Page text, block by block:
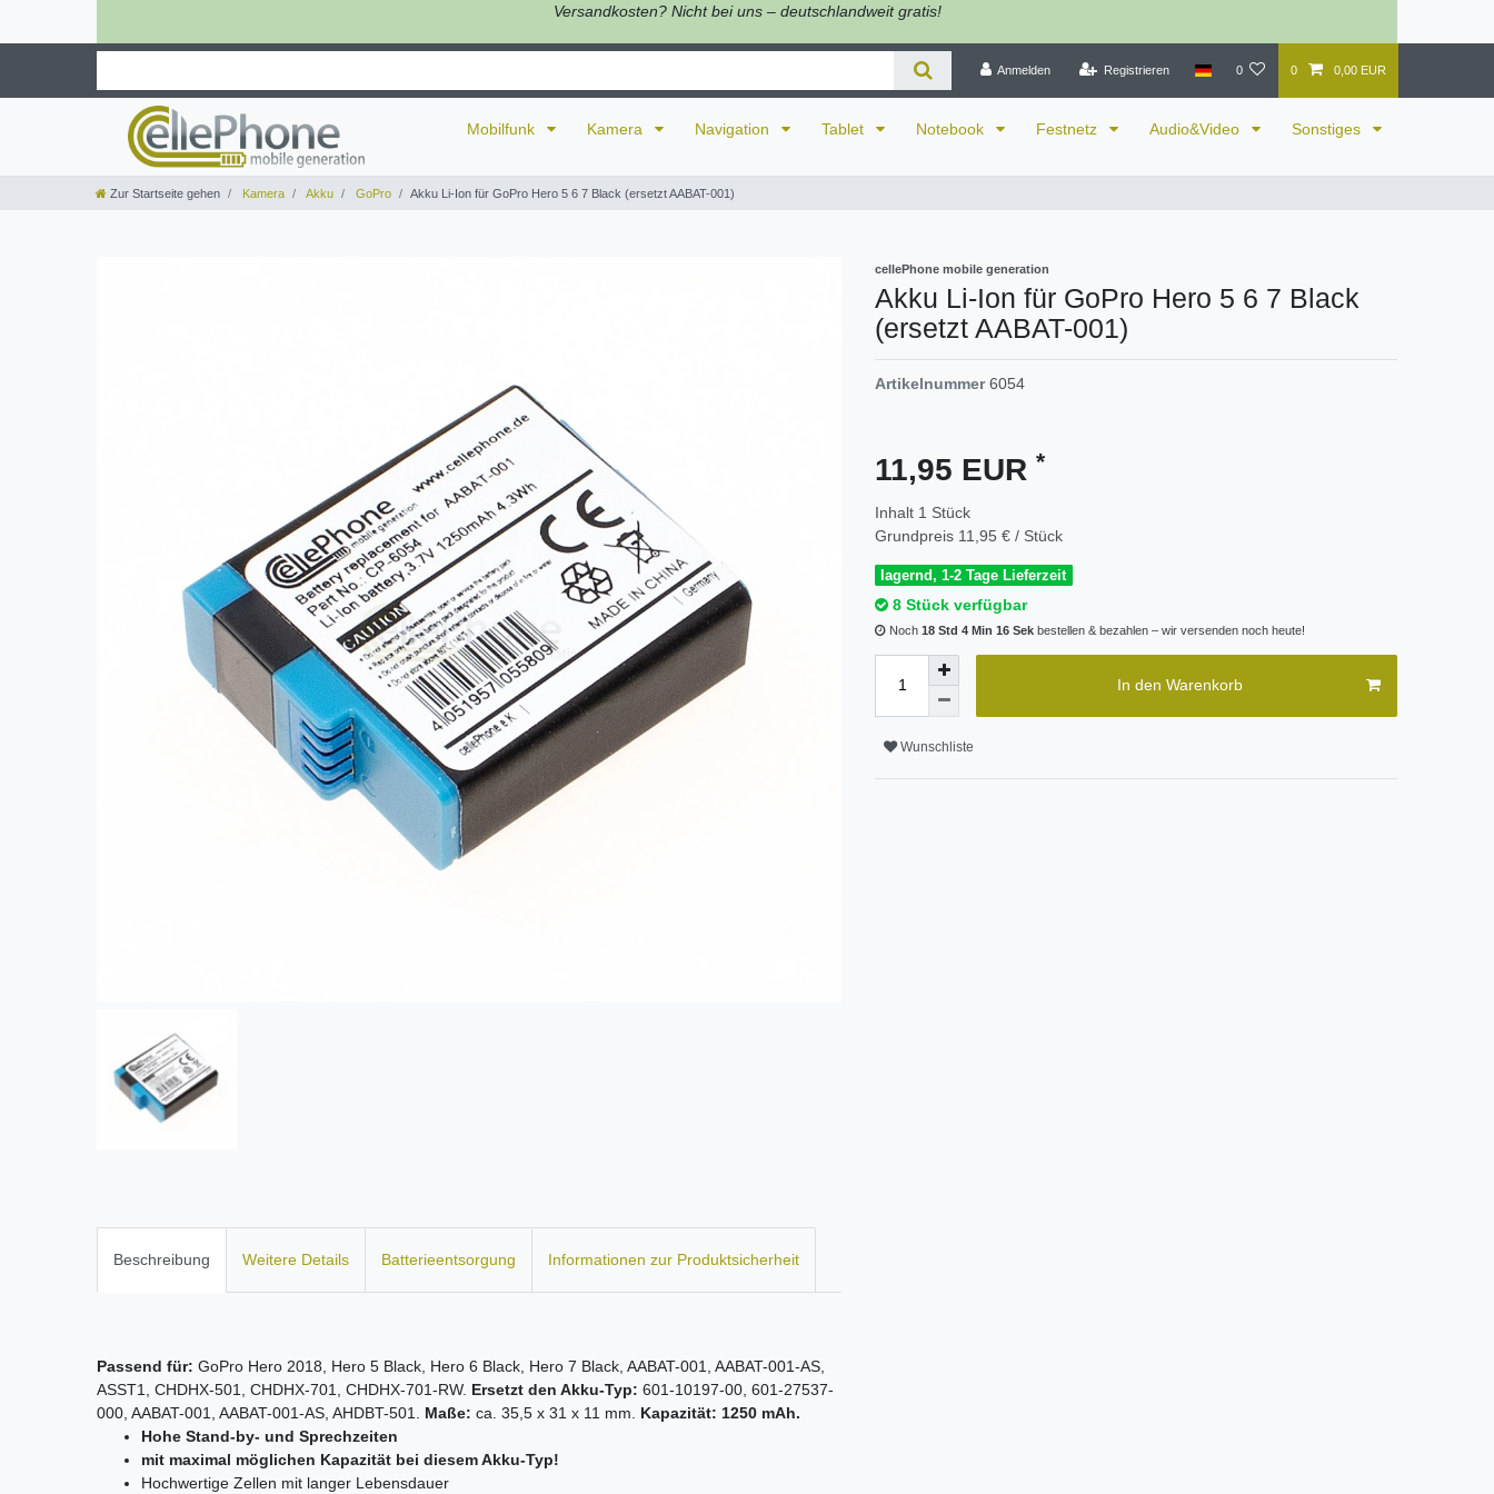
Versandkosten? Nicht bei uns – deutschlandweit gratis!
Anmelden Registrieren 0 0 0,00 EUR
Mobilfunk Kamera Navigation Tablet Notebook Festnetz Audio&Video Sonstiges
Zur Startseite gehen Kamera Akku GoPro Akku Li-Ion für GoPro Hero 5 6 7 Black (ersetzt AABAT-001)
cellePhone mobile generation
Akku Li-Ion für GoPro Hero 5 6 7 Black
(ersetzt AABAT-001)
Artikelnummer 6054
11,95 EUR *
Inhalt 1 Stück
Grundpreis 11,95 € / Stück
lagernd, 1-2 Tage Lieferzeit
8 Stück verfügbar
Noch 18 Std 4 Min 16 Sek bestellen & bezahlen – wir versenden noch heute!
In den Warenkorb
Wunschliste
Beschreibung Weitere Details Batterieentsorgung Informationen zur Produktsicherheit
Passend für: GoPro Hero 2018, Hero 5 Black, Hero 6 Black, Hero 7 Black, AABAT-001, AABAT-001-AS,
ASST1, CHDHX-501, CHDHX-701, CHDHX-701-RW. Ersetzt den Akku-Typ: 601-10197-00, 601-27537-
000, AABAT-001, AABAT-001-AS, AHDBT-501. Maße: ca. 35,5 x 31 x 11 mm. Kapazität: 1250 mAh.
Hohe Stand-by- und Sprechzeiten
mit maximal möglichen Kapazität bei diesem Akku-Typ!
Hochwertige Zellen mit langer Lebensdauer